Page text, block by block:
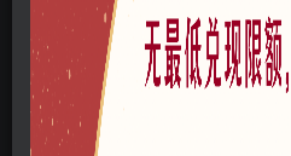
现代曲线景观游客中心SU模型下载
此内容为付费资源，请付费后查看
付费资源